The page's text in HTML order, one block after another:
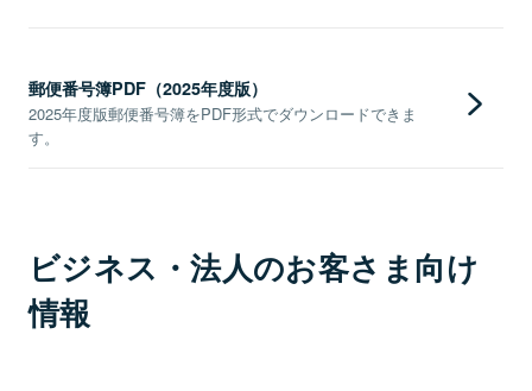
郵便番号簿PDF（2025年度版）
2025年度版郵便番号簿をPDF形式でダウンロードできま
す。
ビジネス・法人のお客さま向け
情報